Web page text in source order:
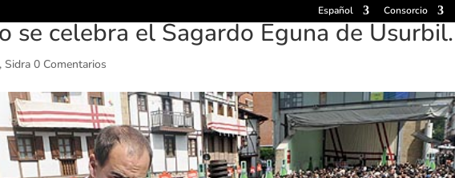
Español Consorcio
se celebra el Sagardo Eguna de Usurbil.
,Sidra 0 Comentarios